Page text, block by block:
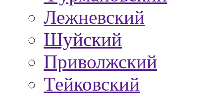
Лежневский
Шуйский
Приволжский
Тейковский